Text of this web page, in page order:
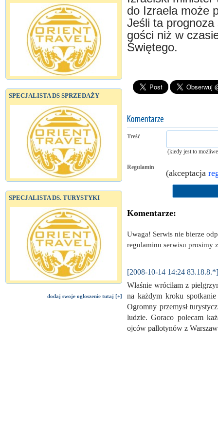
SPECJALISTA DS SPRZEDAŻY
SPECJALISTA DS. TURYSTYKI
dodaj swoje ogłoszenie tutaj [+]
do Izraela może
Jeśli ta prognoza
gości niż w
Świętego.
Treść
(kiedy jest to
Regulamin
(akceptacja
Komentarze:
Uwaga! Serwis nie bierze
regulaminu serwisu prosimy
[2008-10-14 14:24 83.18.8.*]
Właśnie wróciłam z
na każdym kroku
Ogromny przemysł
ludzie. Goraco polecam
ojców pallotynów z